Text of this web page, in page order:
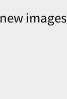
new